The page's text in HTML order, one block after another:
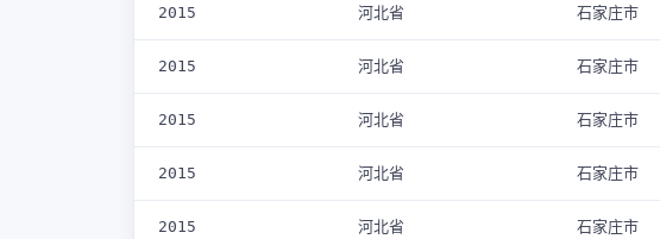
2015 河北省 石家庄市
2015 河北省 石家庄市
2015 河北省 石家庄市
2015 河北省 石家庄市
2015 河北省 石家庄市